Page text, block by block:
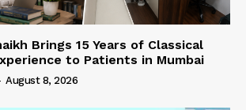
Brings 15 Years of Classical
to Patients in Mumbai
August 8, 2026